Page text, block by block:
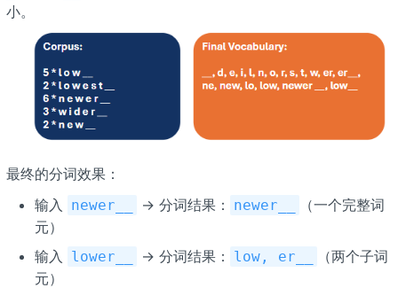
小。
最终的分词效果：
输入
newer__ → 分词结果： newer__
（一个完整词
元）
输入
lower__ → 分词结果： low, er__
（两个子词
元）